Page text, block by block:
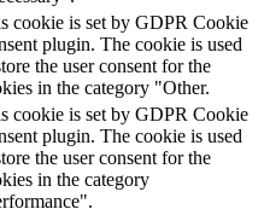
cookie is set by GDPR Cookie
plugin. The cookie is used
the user consent for the
in the category "Other.
cookie is set by GDPR Cookie
plugin. The cookie is used
the user consent for the
in the category